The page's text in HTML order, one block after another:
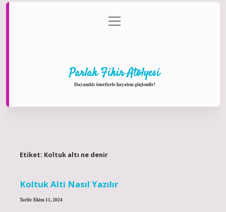
Gizlilik Politikası
menüyü
aç
Parlak Fikir Atölyesi
Dayanıklı önerilerle hayatını güçlendir!
Etiket: Koltuk altı ne denir
Koltuk Alti Nasıl Yazılır
Tarih: Ekim 11, 2024